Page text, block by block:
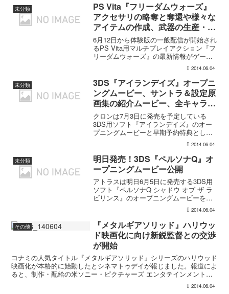
未分類
PS Vita『フリーダムウォーズ』
アクセサリの略奪と奪還や様々な
アイテムの作成、武器の生産・強
化・改良などが行えるプラントの
詳細
6月12日から体験版の一般配信が開始され
るPS Vita用マルチプレイアクション『フ
リーダムウォーズ』の最新情報がゲーム
誌のフラゲより明らかとなりました。フ
リーダムウォーズ 最新情報アクセサリの
略奪についてアクセサリがアブダクター
に捕らわれ...
2014.06.04
未分類
3DS『アイランデイズ』オープニ
ングムービー、サントラ＆設定原
画集の紹介ムービー、全キャラサ
ンプルボイス公開
クロンは7月3日に発売を予定している
3DS用ソフト『アイランデイズ』のオー
プニングムービーと早期予約特典として
付属するスペシャルサウンドトラック＆
設定原画の紹介ムービーを公開しまし
た。スペシャルサウンドトラック＆設定
原画集概要「Island...
2014.06.04
未分類
明日発売！3DS『ペルソナQ』オ
ープニングムービー公開
アトラスは明日6月5日に発売する3DS用
ソフト『ペルソナQ シャドウ オブ ザ ラ
ビリンス』のオープニングムービーを公
開しました。関連リンク ・ペルソナQ
シャドウ オブ ザ ラビリンス 公式サイト
2014.06.04
その他
『メタルギアソリッド』ハリウッ
ド映画化に向け新鋭監督との交渉
が開始
コナミの人気タイトル『メタルギアソリッド』シリーズのハリウッド
映画化が本格的に始動したとシネマトゥデイが報じました。報道によ
ると、制作・配給の米ソニー・ピクチャーズ エンタテインメント
は、TVシリーズを中心に活躍しており、昨年公開の映画『ザ...2014.06.04